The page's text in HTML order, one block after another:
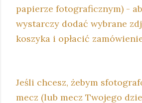
papierze fotograficznym) -
wystarczy dodać wybrane
koszyka i opłacić
Jeśli chcesz, żebym
mecz (lub mecz Twojego